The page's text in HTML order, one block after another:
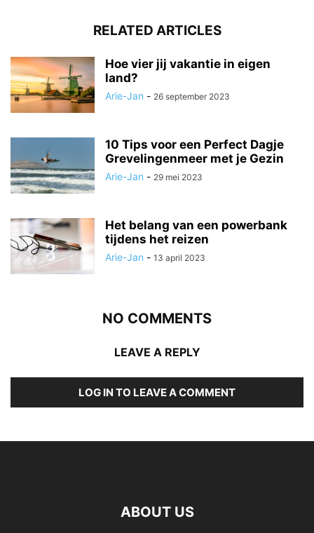
RELATED ARTICLES
Hoe vier jij vakantie in eigen
land?
Arie-Jan - 26 september 2023
10 Tips voor een Perfect Dagje
Grevelingenmeer met je Gezin
Arie-Jan - 29 mei 2023
Het belang van een powerbank
tijdens het reizen
Arie-Jan - 13 april 2023
NO COMMENTS
LEAVE A REPLY
LOG IN TO LEAVE A COMMENT
ABOUT US